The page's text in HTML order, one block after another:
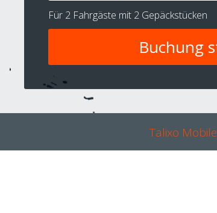
Für 2 Fahrgäste mit 2 Gepäckstücken
Talixo Mobile